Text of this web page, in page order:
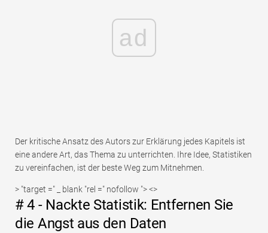
ad
Der kritische Ansatz des Autors zur Erklärung jedes Kapitels ist
eine andere Art, das Thema zu unterrichten. Ihre Idee, Statistiken
zu vereinfachen, ist der beste Weg zum Mitnehmen.
> "target =" _ blank "rel =" nofollow "> <>
# 4 - Nackte Statistik: Entfernen Sie
die Angst aus den Daten